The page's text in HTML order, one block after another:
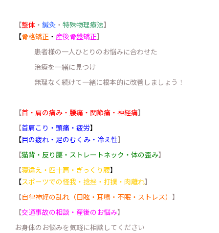
【整体 ・ 鍼灸 ・ 特殊物理療法】
【骨格矯正 ・ 産後骨盤矯正】
患者様の一人ひとりのお悩みに合わせた
治療を一緒に見つけ
無理なく続けて一緒に根本的に改善しましょう！
【首・肩の痛み・腰痛・関節痛・神経痛】
【首肩こり・頭痛・疲労】
【目の疲れ・足のむくみ・冷え性】
【猫背・反り腰・ストレートネック・体の歪み】
【寝違え・四十肩・ぎっくり腰】
【スポーツでの怪我・捻挫・打撲・肉離れ】
【自律神経の乱れ（目眩・耳鳴・不眠・ストレス） 】
【交通事故の相談・産後のお悩み】
お身体のお悩みを気軽に相談してください